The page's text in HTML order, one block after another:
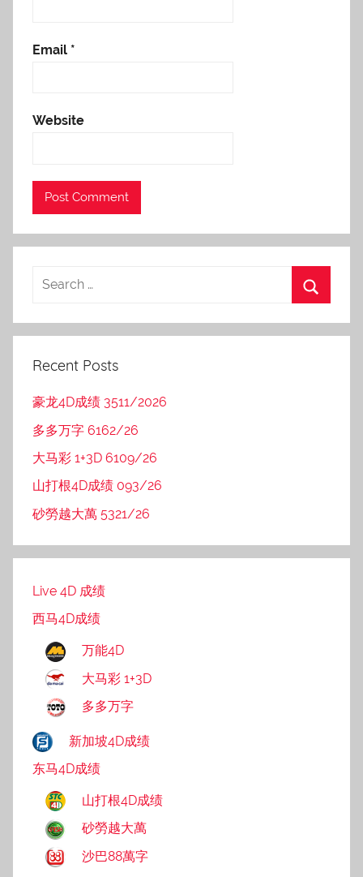
Email *
Website
Recent Posts
豪龙4D成绩 3511/2026
多多万字 6162/26
大马彩 1+3D 6109/26
山打根4D成绩 093/26
砂勞越大萬 5321/26
Live 4D 成绩
西马4D成绩
万能4D
大马彩 1+3D
多多万字
新加坡4D成绩
东马4D成绩
山打根4D成绩
砂勞越大萬
沙巴88萬字